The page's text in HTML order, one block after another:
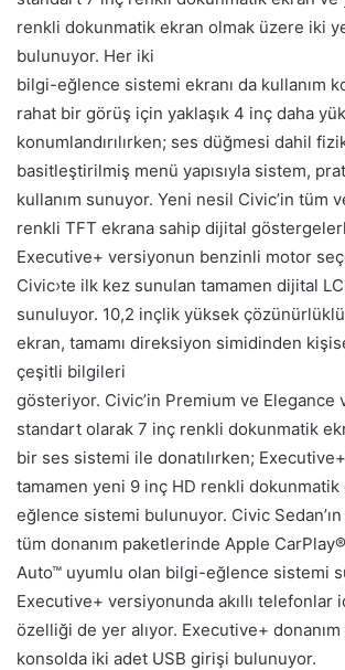
renkli dokunmatik ekran olmak üzere iki
bulunuyor. Her iki
bilgi-eğlence sistemi ekranı da kullanım
rahat bir görüş için yaklaşık 4 inç daha
konumlandırılırken; ses düğmesi dahil
basitleştirilmiş menü yapısıyla sistem,
kullanım sunuyor. Yeni nesil Civic’in tüm
renkli TFT ekrana sahip dijital
Executive+ versiyonun benzinli motor
Civic›te ilk kez sunulan tamamen dijital
sunuluyor. 10,2 inçlik yüksek
ekran, tamamı direksiyon simidinden
çeşitli bilgileri
gösteriyor. Civic’in Premium ve Elegance
standart olarak 7 inç renkli dokunmatik
bir ses sistemi ile donatılırken;
tamamen yeni 9 inç HD renkli dokunmatik
eğlence sistemi bulunuyor. Civic
tüm donanım paketlerinde Apple
Auto™ uyumlu olan bilgi-eğlence sistemi
Executive+ versiyonunda akıllı telefonlar
özelliği de yer alıyor. Executive+
konsolda iki adet USB girişi bulunuyor.